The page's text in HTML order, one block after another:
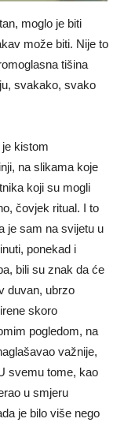
moglo je biti
može biti. Nije to
tišina
svakako, svako
je kistom
na slikama koje
koji su mogli
čovjek ritual. I to
je sam na svijetu u
ponekad i
bili su znak da će
duvan, ubrzo
skoro
pogledom, na
važnije,
svemu tome, kao
u smjeru
je bilo više nego